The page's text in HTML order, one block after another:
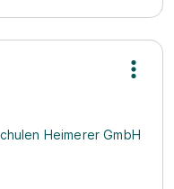
Heimerer GmbH